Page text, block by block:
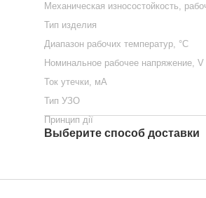
Механическая износостойкость,
Тип изделия
Диапазон рабочих температур, °С
Номинальное рабочее напряжение, V
Ток утечки, мА
Тип УЗО
Принцип дії
Выберите способ доставки